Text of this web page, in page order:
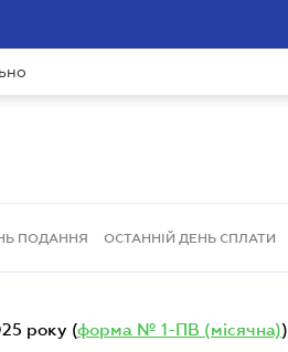
ПОДАННЯ ОСТАННІЙ ДЕНЬ СПЛАТИ
року (форма № 1-ПВ (місячна))